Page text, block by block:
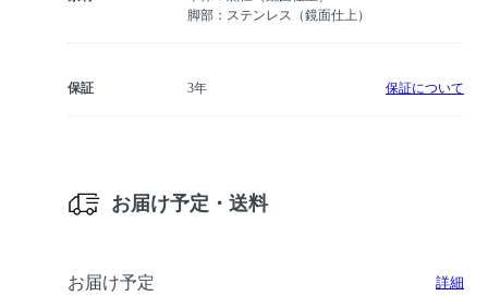
脚部：ステンレス（鏡面仕上）
保証 3年 保証について
お届け予定・送料
お届け予定 詳細